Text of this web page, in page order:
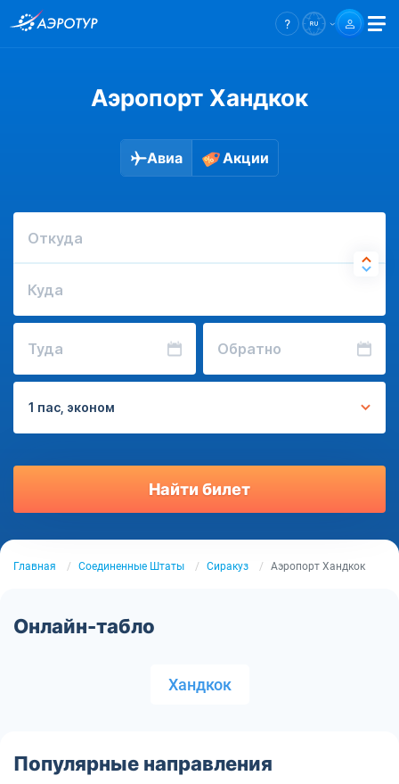
Аэропорт Хандкок
Авиа Акции
Откуда
Куда
Туда Обратно
1 пас, эконом
Найти билет
Главная Соединенные Штаты Сиракуз Аэропорт Хандкок
Онлайн-табло
Хандкок
Популярные направления